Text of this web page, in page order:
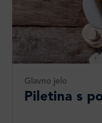
Glavno jelo
Piletina s